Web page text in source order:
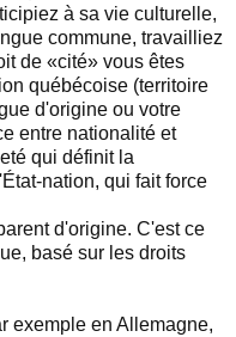
à sa vie culturelle,
commune, travailliez
de «cité» vous êtes
québécoise (territoire
d'origine ou votre
entre nationalité et
qui définit la
nation, qui fait force
d'origine. C'est ce
basé sur les droits
exemple en Allemagne,